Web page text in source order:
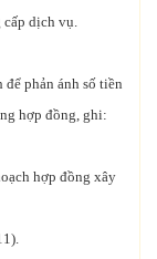
dịch vụ.
phản ánh số tiền
hợp đồng, ghi:
hợp đồng xây